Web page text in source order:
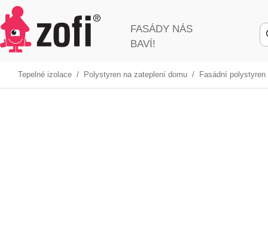
FASÁDY NÁS
BAVÍ!
Tepelné izolace / Polystyren na zateplení domu / Fasádní polystyren